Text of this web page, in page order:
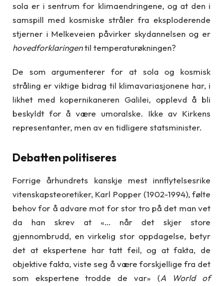
sola er i sentrum for klimaendringene, og at den i
samspill med kosmiske stråler fra eksploderende
stjerner i Melkeveien påvirker skydannelsen og er
hovedforklaringentil temperaturøkningen?
De som argumenterer for at sola og kosmisk
stråling er viktige bidrag til klimavariasjonene har, i
likhet med kopernikaneren Galilei, opplevd å bli
beskyldt for å være umoralske. Ikke av Kirkens
representanter, men av en tidligere statsminister.
Debatten politiseres
Forrige århundrets kanskje mest innflytelsesrike
vitenskapsteoretiker, Karl Popper (1902-1994), følte
behov for å advare mot for stor tro på det man vet
da han skrev at «… når det skjer store
gjennombrudd, en virkelig stor oppdagelse, betyr
det at ekspertene har tatt feil, og at fakta, de
objektive fakta, viste seg å være forskjellige fra det
som ekspertene trodde de var» (A World of